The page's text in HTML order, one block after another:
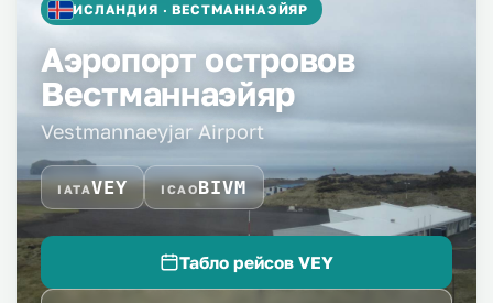
ИСЛАНДИЯ · ВЕСТМАННАЭЙЯР
Аэропорт островов
Вестманнаэйяр
Vestmannaeyjar Airport
IATAVEY ICAOBIVM
Табло рейсов VEY